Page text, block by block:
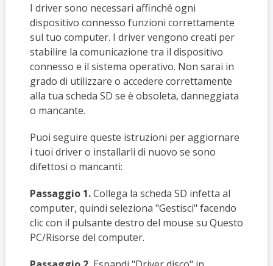
I driver sono necessari affinché ogni
dispositivo connesso funzioni correttamente
sul tuo computer. I driver vengono creati per
stabilire la comunicazione tra il dispositivo
connesso e il sistema operativo. Non sarai in
grado di utilizzare o accedere correttamente
alla tua scheda SD se è obsoleta, danneggiata
o mancante.
Puoi seguire queste istruzioni per aggiornare
i tuoi driver o installarli di nuovo se sono
difettosi o mancanti:
Passaggio 1.Collega la scheda SD infetta al
computer, quindi seleziona "Gestisci" facendo
clic con il pulsante destro del mouse su Questo
PC/Risorse del computer.